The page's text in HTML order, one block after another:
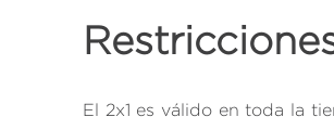
El 2x1 es válido en toda la